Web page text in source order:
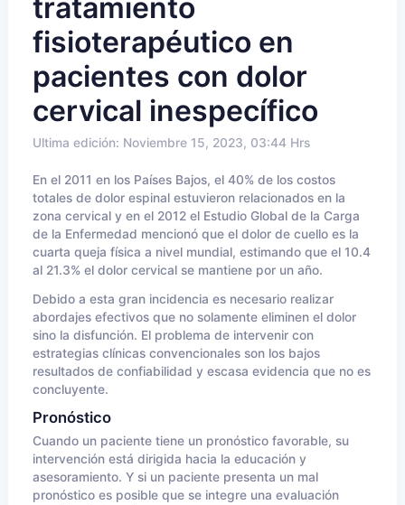
tratamiento
fisioterapéutico en
pacientes con dolor
cervical inespecífico
Ultima edición: Noviembre 15, 2023, 03:44 Hrs
En el 2011 en los Países Bajos, el 40% de los costos
totales de dolor espinal estuvieron relacionados en la
zona cervical y en el 2012 el Estudio Global de la Carga
de la Enfermedad mencionó que el dolor de cuello es la
cuarta queja física a nivel mundial, estimando que el 10.4
al 21.3% el dolor cervical se mantiene por un año.
Debido a esta gran incidencia es necesario realizar
abordajes efectivos que no solamente eliminen el dolor
sino la disfunción. El problema de intervenir con
estrategias clínicas convencionales son los bajos
resultados de confiabilidad y escasa evidencia que no es
concluyente.
Pronóstico
Cuando un paciente tiene un pronóstico favorable, su
intervención está dirigida hacia la educación y
asesoramiento. Y si un paciente presenta un mal
pronóstico es posible que se integre una evaluación